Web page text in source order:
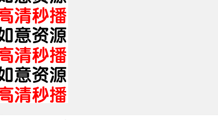
关于我们 免责申明
Copyright © 2019 影视站长圈 www.yszzq.com 版权所有